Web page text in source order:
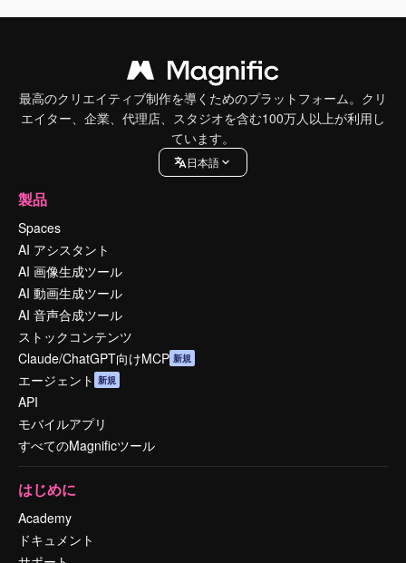
最高のクリエイティブ制作を導くためのプラットフォーム。クリ
エイター、企業、代理店、スタジオを含む100万人以上が利用し
ています。
日本語
製品
Spaces
AI アシスタント
AI 画像生成ツール
AI 動画生成ツール
AI 音声合成ツール
ストックコンテンツ
Claude/ChatGPT向けMCP 新規
エージェント 新規
API
モバイルアプリ
すべてのMagnificツール
はじめに
Academy
ドキュメント